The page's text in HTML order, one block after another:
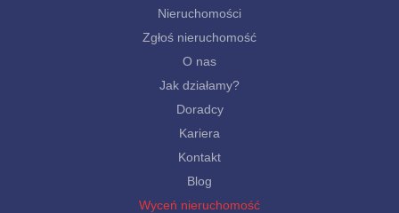
Nieruchomości
Zgłoś nieruchomość
O nas
Jak działamy?
Doradcy
Kariera
Kontakt
Blog
Wyceń nieruchomość